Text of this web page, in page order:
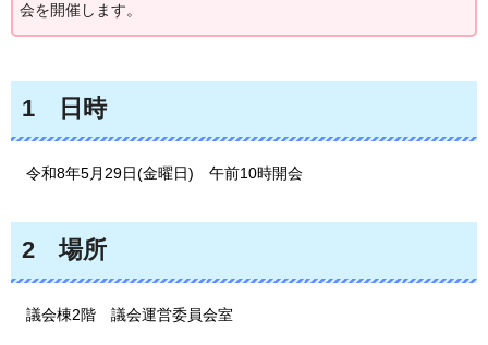
会を開催します。
1 日時
令和8年5月29日(金曜日) 午前10時開会
2 場所
議会棟2階 議会運営委員会室